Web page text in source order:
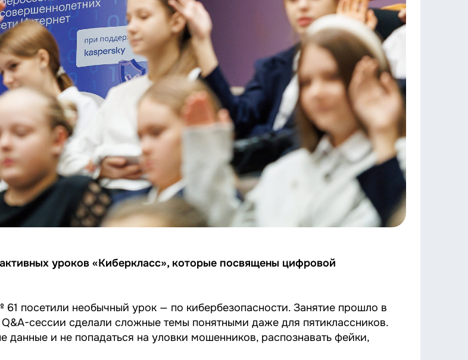
уроков «Киберкласс», которые посвящены цифровой
посетили необычный урок — по кибербезопасности. Занятие прошло в
сессии сделали сложные темы понятными даже для пятиклассников.
и не попадаться на уловки мошенников, распознавать фейки,